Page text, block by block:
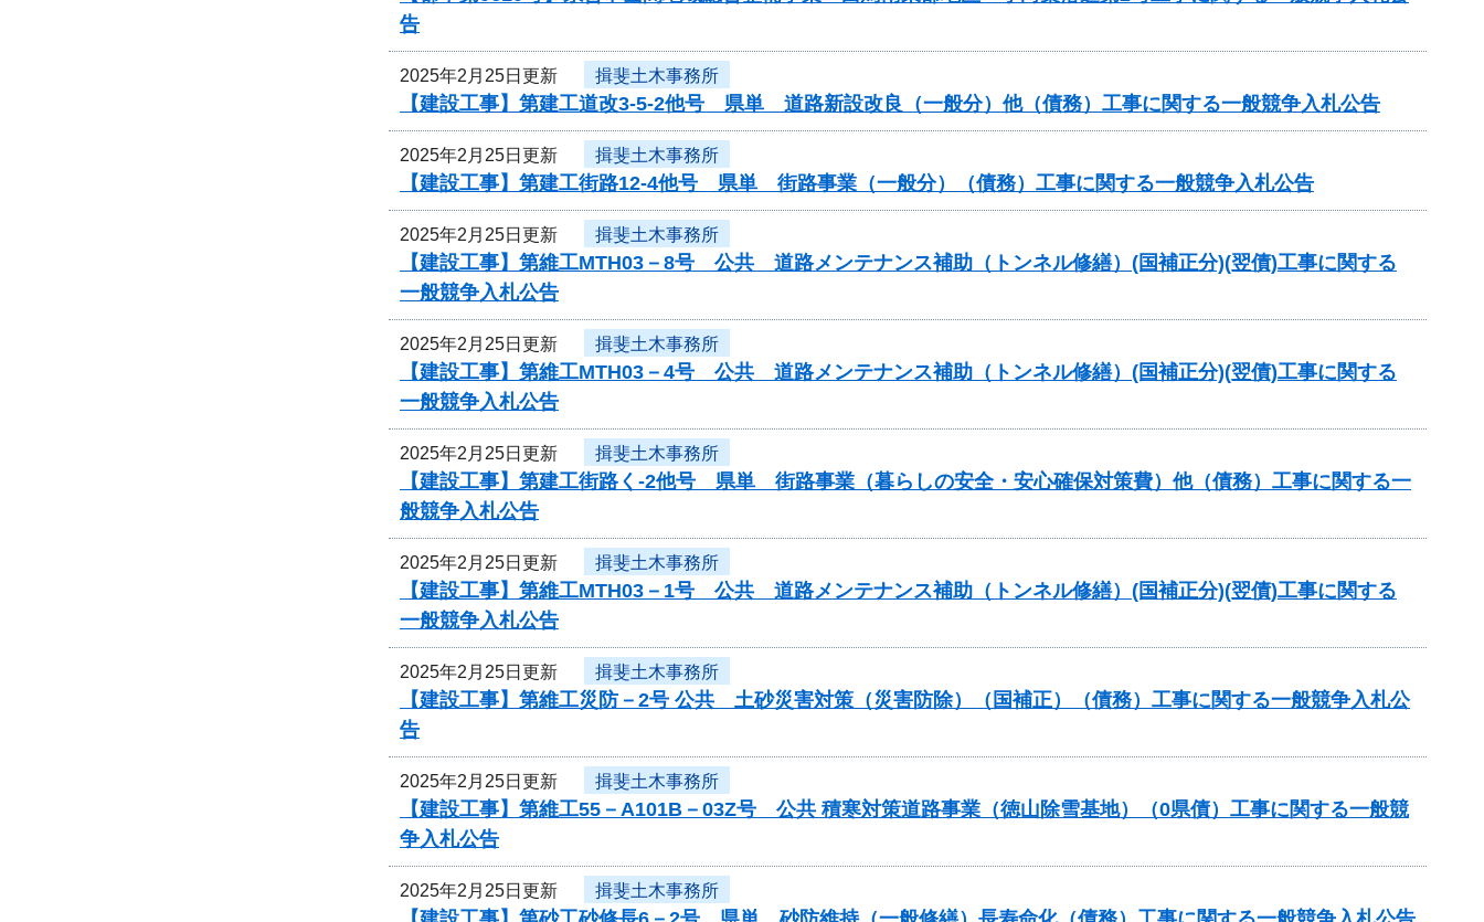
告
2025年2月25日更新 揖斐土木事務所
【建設工事】第建工道改3-5-2他号 県単 道路新設改良（一般分）他（債務）工事に関する一般競争入札公告
2025年2月25日更新 揖斐土木事務所
【建設工事】第建工街路12-4他号 県単 街路事業（一般分）（債務）工事に関する一般競争入札公告
2025年2月25日更新 揖斐土木事務所
【建設工事】第維工MTH03－8号 公共 道路メンテナンス補助（トンネル修繕）(国補正分)(翌債)工事に関する
一般競争入札公告
2025年2月25日更新 揖斐土木事務所
【建設工事】第維工MTH03－4号 公共 道路メンテナンス補助（トンネル修繕）(国補正分)(翌債)工事に関する
一般競争入札公告
2025年2月25日更新 揖斐土木事務所
【建設工事】第建工街路く-2他号 県単 街路事業（暮らしの安全・安心確保対策費）他（債務）工事に関する一
般競争入札公告
2025年2月25日更新 揖斐土木事務所
【建設工事】第維工MTH03－1号 公共 道路メンテナンス補助（トンネル修繕）(国補正分)(翌債)工事に関する
一般競争入札公告
2025年2月25日更新 揖斐土木事務所
【建設工事】第維工災防－2号 公共 土砂災害対策（災害防除）（国補正）（債務）工事に関する一般競争入札公
告
2025年2月25日更新 揖斐土木事務所
【建設工事】第維工55－A101B－03Z号 公共 積寒対策道路事業（徳山除雪基地）（0県債）工事に関する一般競
争入札公告
2025年2月25日更新 揖斐土木事務所